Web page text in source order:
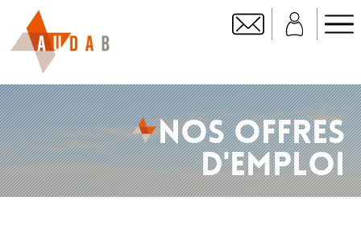
NOS OFFRES
D'EMPLOI